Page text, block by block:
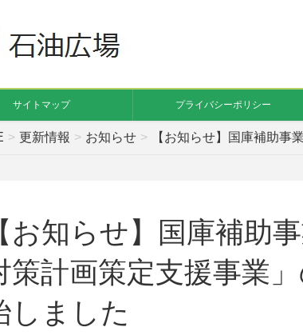
サイトマップ プライバシーポリシー
更新情報 お知らせ 【お知らせ】国庫補助事
【お知らせ】国庫補助
策計画策定支援事業
しました